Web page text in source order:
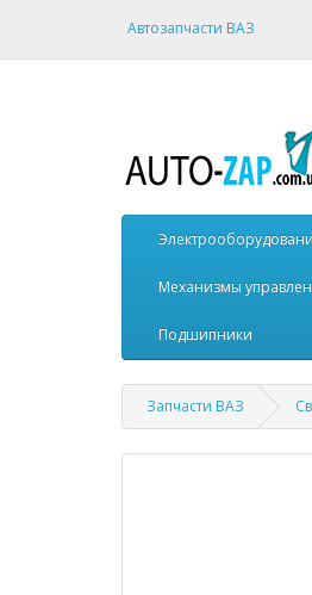
Автозапчасти ВАЗ
Механизмы
Подшипники
Запчасти ВАЗ